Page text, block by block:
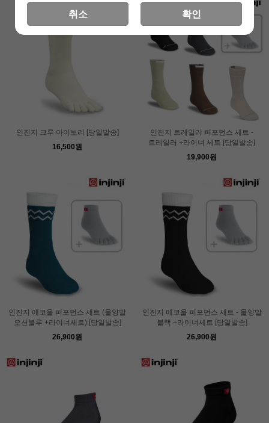
인진지 크루 아이보리 [당일발송]
16,500원
인진지 트레일러 퍼포먼스 세트 -
트레일러 +라이너 세트 [당일발송]
19,900원
인진지 에코울 퍼포먼스 세트 (울양말
오션블루 +라이너세트) [당일발송]
26,900원
인진지 에코울 퍼포먼스 세트 - 울양말
블랙 +라이너세트 [당일발송]
26,900원
취소 확인